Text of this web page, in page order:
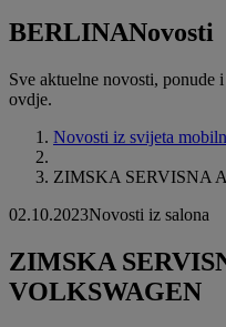
BERLINANovosti
Sve aktuelne novosti,
ovdje.
Novosti iz svijeta
ZIMSKA SERVISNA
02.10.2023Novosti iz salona
ZIMSKA
VOLKSWAGEN